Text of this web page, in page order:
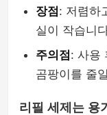
장점: 저렴하
실이 작습니
주의점: 사용
곰팡이를 줄
리필 세제는 용